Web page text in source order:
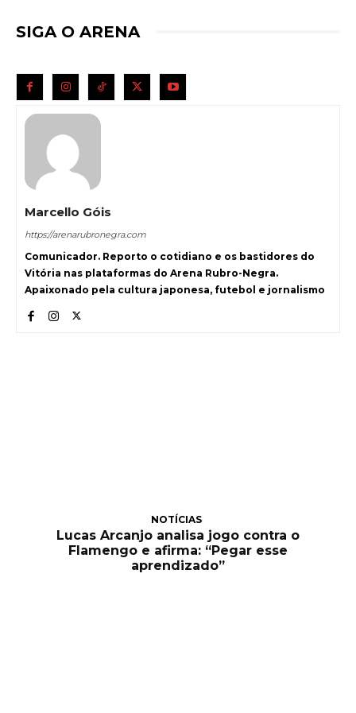
SIGA O ARENA
Marcello Góis
https://arenarubronegra.com
Comunicador. Reporto o cotidiano e os bastidores do
Vitória nas plataformas do Arena Rubro-Negra.
Apaixonado pela cultura japonesa, futebol e jornalismo
NOTÍCIAS
Lucas Arcanjo analisa jogo contra o
Flamengo e afirma: “Pegar esse
aprendizado”